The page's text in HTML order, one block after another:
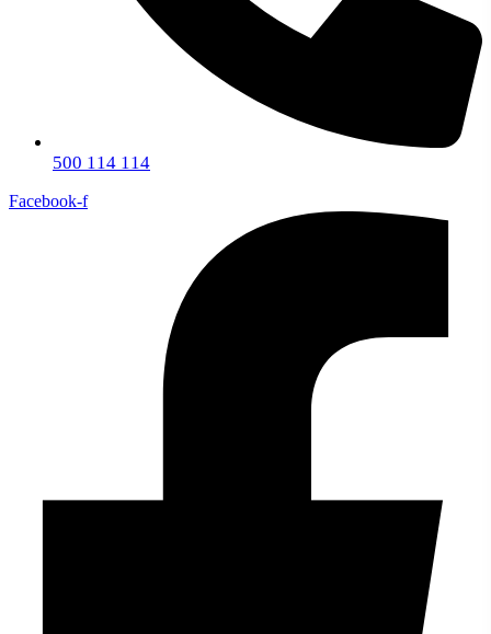
500 114 114
Facebook-f